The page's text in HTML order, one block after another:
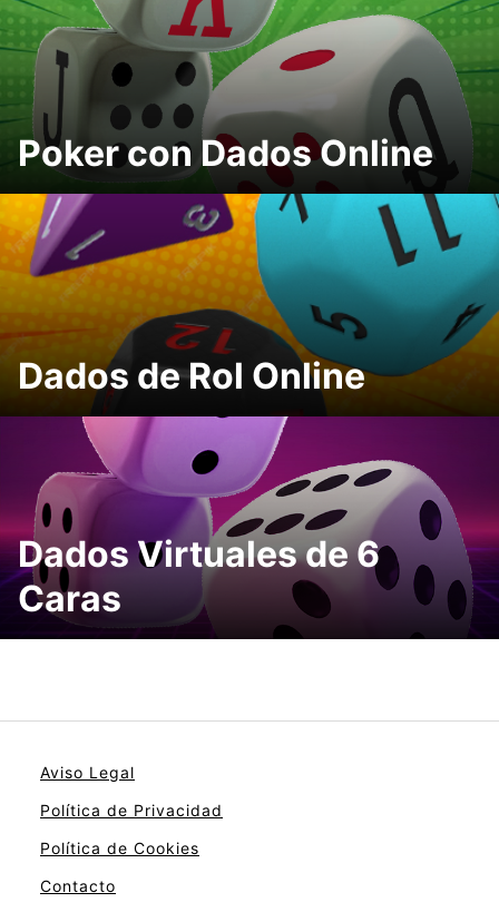
Poker con Dados Online
Dados de Rol Online
Dados Virtuales de 6
Caras
Aviso Legal
Política de Privacidad
Política de Cookies
Contacto